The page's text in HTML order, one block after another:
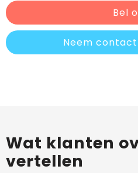
Bel
Neem
Wat klanten
vertellen